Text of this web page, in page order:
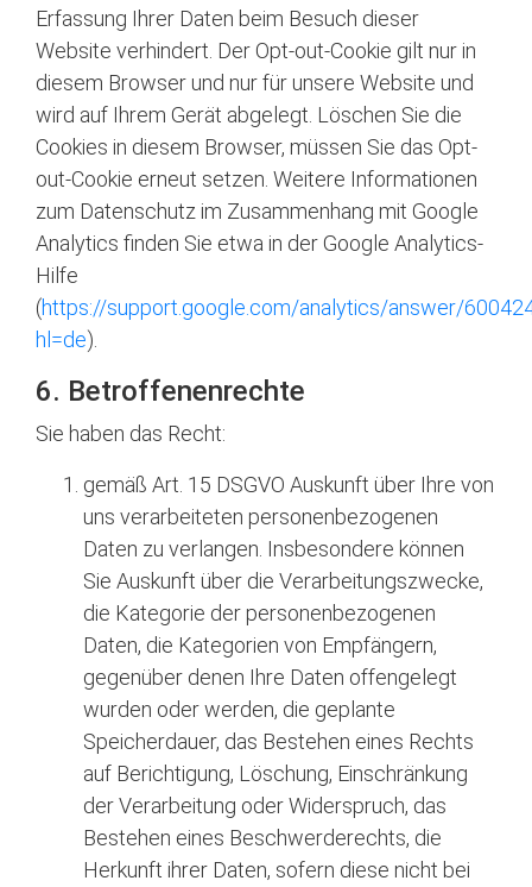
Erfassung Ihrer Daten beim Besuch dieser
Website verhindert. Der Opt-out-Cookie gilt nur in
diesem Browser und nur für unsere Website und
wird auf Ihrem Gerät abgelegt. Löschen Sie die
Cookies in diesem Browser, müssen Sie das Opt-
out-Cookie erneut setzen. Weitere Informationen
zum Datenschutz im Zusammenhang mit Google
Analytics finden Sie etwa in der Google Analytics-
Hilfe
(https://support.google.com/analytics/answer/
hl=de).
6. Betroffenenrechte
Sie haben das Recht:
gemäß Art. 15 DSGVO Auskunft über Ihre von
uns verarbeiteten personenbezogenen
Daten zu verlangen. Insbesondere können
Sie Auskunft über die Verarbeitungszwecke,
die Kategorie der personenbezogenen
Daten, die Kategorien von Empfängern,
gegenüber denen Ihre Daten offengelegt
wurden oder werden, die geplante
Speicherdauer, das Bestehen eines Rechts
auf Berichtigung, Löschung, Einschränkung
der Verarbeitung oder Widerspruch, das
Bestehen eines Beschwerderechts, die
Herkunft ihrer Daten, sofern diese nicht bei